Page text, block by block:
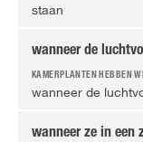
staan
wanneer de
wanneer de
wanneer ze in een